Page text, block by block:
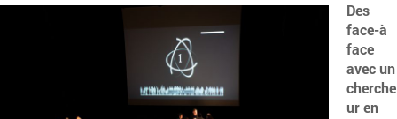
Des
face-à
face
avec un
cherche
ur en